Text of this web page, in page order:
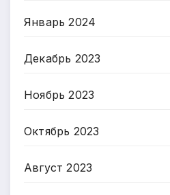
Январь 2024
Декабрь 2023
Ноябрь 2023
Октябрь 2023
Август 2023